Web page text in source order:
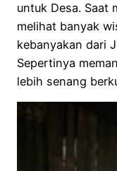
untuk Desa. Saat
melihat banyak
kebanyakan dari
Sepertinya
lebih senang